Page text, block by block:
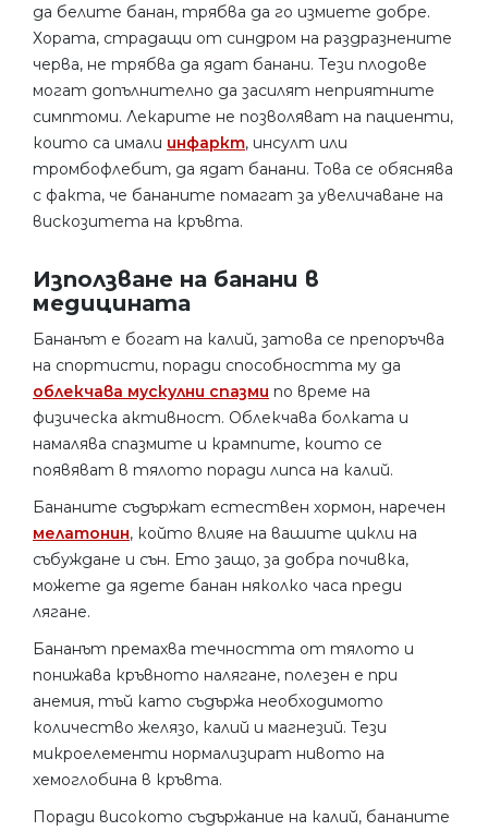
да белите банан, трябва да го измиете добре.
Хората, страдащи от синдром на раздразнените
черва, не трябва да ядат банани. Тези плодове
могат допълнително да засилят неприятните
симптоми. Лекарите не позволяват на пациенти,
които са имали инфаркт, инсулт или
тромбофлебит, да ядат банани. Това се обяснява
с факта, че бананите помагат за увеличаване на
вискозитета на кръвта.
Използване на банани в
медицината
Бананът е богат на калий, затова се препоръчва
на спортисти, поради способността му да
облекчава мускулни спазми по време на
физическа активност. Облекчава болката и
намалява спазмите и крампите, които се
появяват в тялото поради липса на калий.
Бананите съдържат естествен хормон, наречен
мелатонин, който влияе на вашите цикли на
събуждане и сън. Ето защо, за добра почивка,
можете да ядете банан няколко часа преди
лягане.
Бананът премахва течността от тялото и
понижава кръвното налягане, полезен е при
анемия, тъй като съдържа необходимото
количество желязо, калий и магнезий. Тези
микроелементи нормализират нивото на
хемоглобина в кръвта.
Поради високото съдържание на калий, бананите